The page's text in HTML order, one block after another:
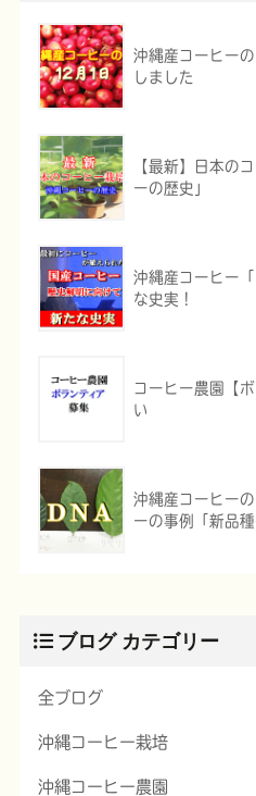
沖縄産コーヒー
しました
【最新】日本の
ーの歴史」
沖縄産コーヒー
な史実！
コーヒー農園【
い
沖縄産コーヒー
ーの事例「新品種
ブログ カテゴリー
全ブログ
沖縄コーヒー栽培
沖縄コーヒー農園